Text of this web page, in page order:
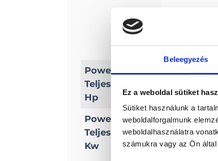
Beleegyezés
Ez a weboldal sütiket
Sütiket használunk a
weboldalforgalmunk
weboldalhasználatra
számukra vagy az Ön
Power/
Teljesítmény
Hp
Power/
Teljesítmény
Kw
7, 3